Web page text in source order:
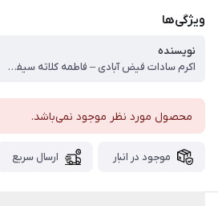
ویژگی‌ها
نویسنده
اکرم سادات فیض آبادی – فاطمه کلاته سیفری
محصول مورد نظر موجود نمی‌باشد.
موجود در انبار ارسال سریع